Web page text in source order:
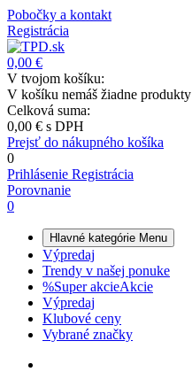
Pobočky a kontakt
Registrácia
0,00 €
V tvojom košíku:
V košíku nemáš žiadne produkty
Celková suma:
0,00 € s DPH
Prejsť do nákupného košíka
0
Prihlásenie Registrácia
Porovnanie
0
Hlavné kategórie Menu
Výpredaj
Trendy v našej ponuke
%Super akcieAkcie
Výpredaj
Klubové ceny
Vybrané značky